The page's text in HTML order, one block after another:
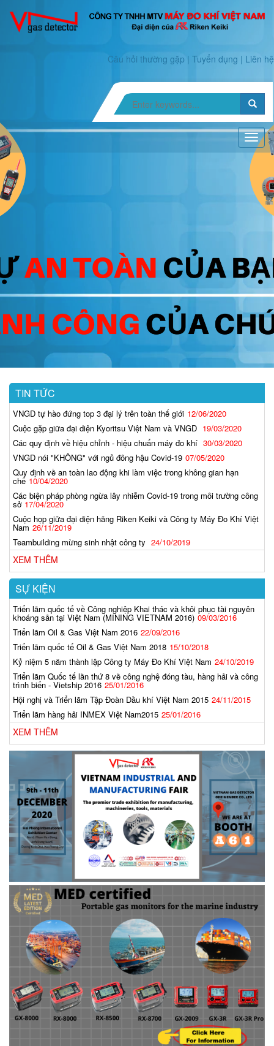
Câu hỏi thường gặp | Tuyển dụng | Liên hệ
TIN TỨC
VNGD tự hào đứng top 3 đại lý trên toàn thế giới 12/06/2020
Cuộc gặp giữa đại diện Kyoritsu Việt Nam và VNGD 19/03/2020
Các quy định về hiệu chỉnh - hiệu chuẩn máy đo khí 30/03/2020
VNGD nói "KHÔNG" với ngủ đông hậu Covid-19 07/05/2020
Quy định về an toàn lao động khi làm việc trong không gian hạn
chế 10/04/2020
Các biện pháp phòng ngừa lây nhiễm Covid-19 trong môi trường công
sở 17/04/2020
Cuộc họp giữa đại diện hãng Riken Keiki và Công ty Máy Đo Khí Việt
Nam 26/11/2019
Teambuilding mừng sinh nhật công ty 24/10/2019
XEM THÊM
SỰ KIỆN
Triển lãm quốc tế về Công nghiệp Khai thác và khôi phục tài nguyên
khoáng sản tại Việt Nam (MINING VIETNAM 2016) 09/03/2016
Triển lãm Oil & Gas Việt Nam 2016 22/09/2016
Triển lãm quốc tế Oil & Gas Việt Nam 2018 15/10/2018
Kỷ niệm 5 năm thành lập Công ty Máy Đo Khí Việt Nam 24/10/2019
Triển lãm Quốc tế lần thứ 8 về công nghệ đóng tàu, hàng hải và công
trình biển - Vietship 2016 25/01/2016
Hội nghị và Triển lãm Tập Đoàn Dầu khí Việt Nam 2015 24/11/2015
Triển lãm hàng hải INMEX Việt Nam2015 25/01/2016
XEM THÊM